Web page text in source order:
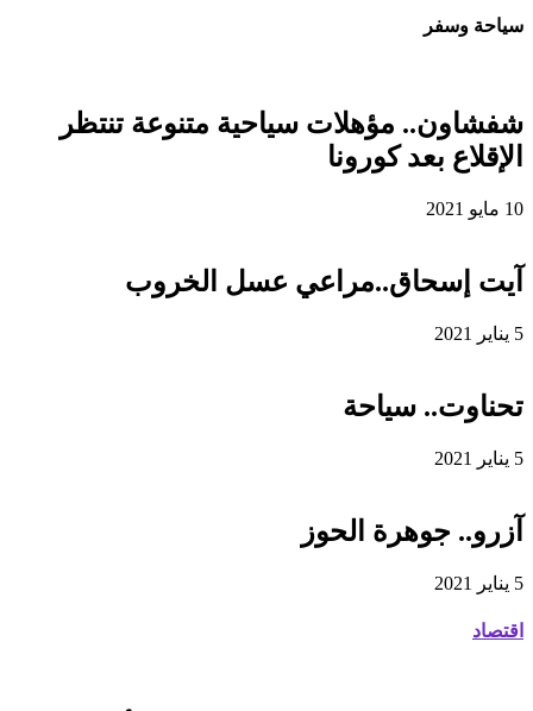
سياحة وسفر
شفشاون.. مؤهلات سياحية متنوعة تنتظر
الإقلاع بعد كورونا
10 مايو 2021
آيت إسحاق..مراعي عسل الخروب
5 يناير 2021
تحناوت.. سياحة
5 يناير 2021
آزرو.. جوهرة الحوز
5 يناير 2021
اقتصاد